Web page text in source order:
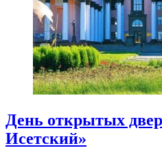
День открытых
Исетский»